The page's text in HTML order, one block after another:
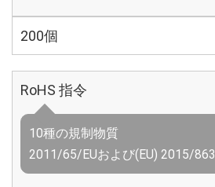
200個
RoHS 指令
10種の規制物質
2011/65/EUおよび(EU) 2015/863